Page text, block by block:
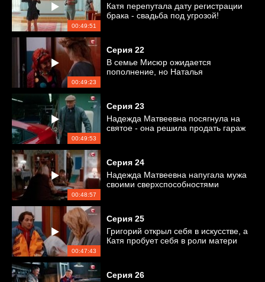
00:49:51
Катя перепутала дату регистрации
брака - свадьба под угрозой!
00:49:23
Серия 22
В семье Мисюр ожидается
пополнение, но Наталья
00:49:53
Серия 23
Надежда Матвеевна посягнула на
святое - она решила продать гараж
00:48:57
Серия 24
Надежда Матвеевна напугала мужа
своими сверхспособностями
00:47:43
Серия 25
Григорий открыл себя в искусстве, а
Катя пробует себя в роли матери
Серия 26